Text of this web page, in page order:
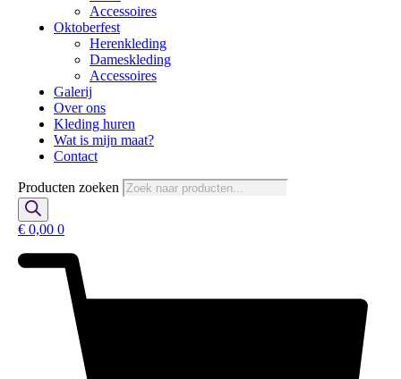
Accessoires
Oktoberfest
Herenkleding
Dameskleding
Accessoires
Galerij
Over ons
Kleding huren
Wat is mijn maat?
Contact
Producten zoeken
€ 0,00 0